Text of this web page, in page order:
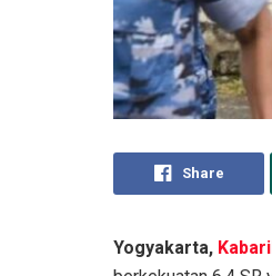
Share
Yogyakarta,